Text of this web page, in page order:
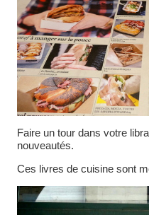
Faire un tour dans votre
nouveautés.
Ces livres de cuisine sont